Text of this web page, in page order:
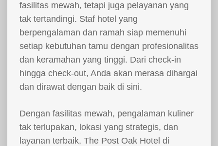
fasilitas mewah, tetapi juga pelayanan yang
tak tertandingi. Staf hotel yang
berpengalaman dan ramah siap memenuhi
setiap kebutuhan tamu dengan profesionalitas
dan keramahan yang tinggi. Dari check-in
hingga check-out, Anda akan merasa dihargai
dan dirawat dengan baik di sini.
Dengan fasilitas mewah, pengalaman kuliner
tak terlupakan, lokasi yang strategis, dan
layanan terbaik, The Post Oak Hotel di